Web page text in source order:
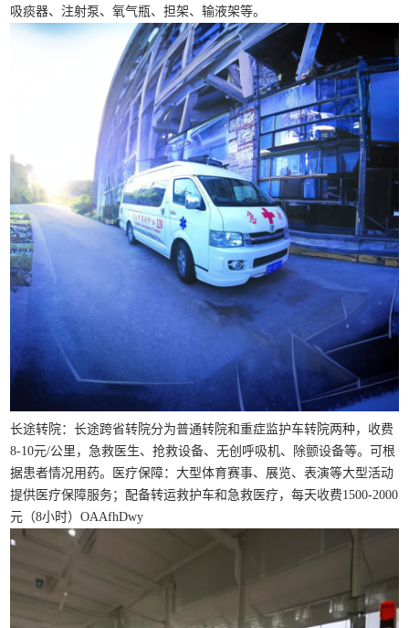
吸痰器、注射泵、氧气瓶、担架、输液架等。
长途转院：长途跨省转院分为普通转院和重症监护车转院两种，收费
8-10元/公里，急救医生、抢救设备、无创呼吸机、除颤设备等。可根
据患者情况用药。医疗保障：大型体育赛事、展览、表演等大型活动
提供医疗保障服务；配备转运救护车和急救医疗，每天收费1500-2000
元（8小时）OAAfhDwy